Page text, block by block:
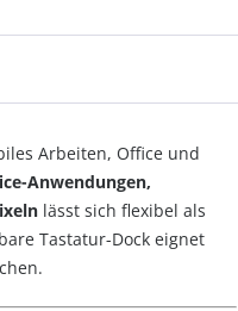
Arbeiten, Office und
Anwendungen,
lässt sich flexibel als
Tastatur-Dock eignet